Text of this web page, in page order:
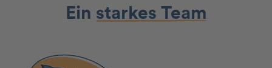
Ein starkes Team